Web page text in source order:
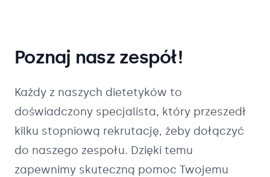
Poznaj nasz zespół!
Każdy z naszych dietetyków to
doświadczony specjalista, który przeszedł
kilku stopniową rekrutację, żeby dołączyć
do naszego zespołu. Dzięki temu
zapewnimy skuteczną pomoc Twojemu